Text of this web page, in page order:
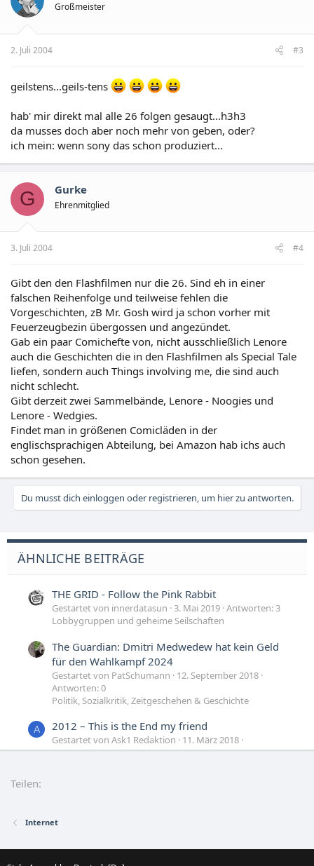
Großmeister
2. Juli 2004 #3
geilstens...geils-tens
hab' mir direkt mal alle 26 folgen gesaugt...h3h3
da musses doch aber noch mehr von geben, oder?
ich mein: wenn sony das schon produziert...
G Gurke
Ehrenmitglied
3. Juli 2004 #4
Gibt den den Flashfilmen nur die 26. Sind eh in einer
falschen Reihenfolge und teilweise fehlen die
Vorgeschichten, zB Mr. Gosh wird ja schon vorher mit
Feuerzeugbezin übergossen und angezündet.
Gab ein paar Comichefte von, nicht ausschließlich Lenore
auch die Geschichten die in den Flashfilmen als Special Tale
liefen, sondern auch Things involving me, die sind auch
nicht schlecht.
Gibt derzeit zwei Sammelbände, Lenore - Noogies und
Lenore - Wedgies.
Findet man in größenen Comicläden in der
englischsprachigen Abteilung, bei Amazon hab ichs auch
schon gesehen.
Du musst dich einloggen oder registrieren, um hier zu antworten.
ÄHNLICHE BEITRÄGE
THE GRID - Follow the Pink Rabbit
Gestartet von innerdatasun 3. Mai 2019 Antworten: 3
Lobbygruppen und geheime Seilschaften
The Guardian: Dmitri Medwedew hat kein Geld
für den Wahlkampf 2024
Gestartet von PatSchumann
12. September 2018
Antworten: 0
Politik, Sozialkritik, Zeitgeschehen & Geschichte
A 2012 – This is the End my friend
Gestartet von Ask1 Redaktion
11. März 2018
Antworten: 1
Antworten: 0
Ask1 Redaktion / Archiv
Teilen:
Internet